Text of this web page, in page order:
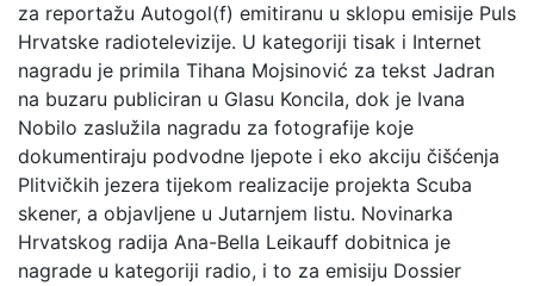
za reportažu Autogol(f) emitiranu u sklopu emisije Puls
Hrvatske radiotelevizije. U kategoriji tisak i Internet
nagradu je primila Tihana Mojsinović za tekst Jadran
na buzaru publiciran u Glasu Koncila, dok je Ivana
Nobilo zaslužila nagradu za fotografije koje
dokumentiraju podvodne ljepote i eko akciju čišćenja
Plitvičkih jezera tijekom realizacije projekta Scuba
skener, a objavljene u Jutarnjem listu. Novinarka
Hrvatskog radija Ana-Bella Leikauff dobitnica je
nagrade u kategoriji radio, i to za emisiju Dossier